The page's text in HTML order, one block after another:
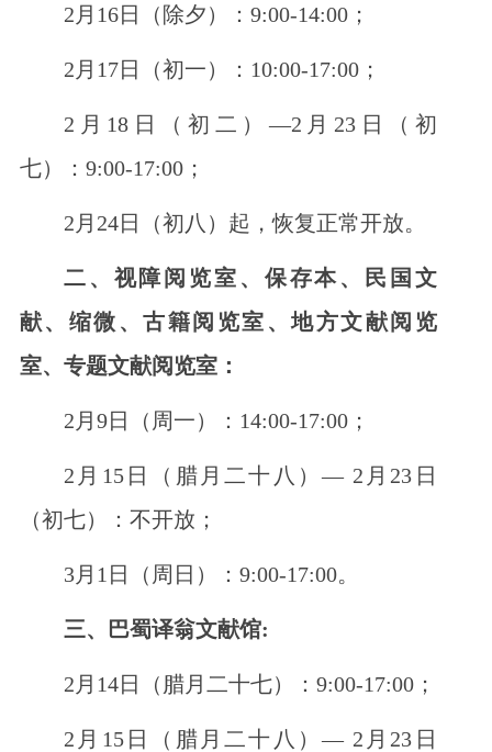
2月16日（除夕）：9:00-14:00；
2月17日（初一）：10:00-17:00；
2月18日（初二）—2月23日（初
七）：9:00-17:00；
2月24日（初八）起，恢复正常开放。
二、视障阅览室、保存本、民国文
献、缩微、古籍阅览室、地方文献阅览
室、专题文献阅览室：
2月9日（周一）：14:00-17:00；
2月15日（腊月二十八）— 2月23日
（初七）：不开放；
3月1日（周日）：9:00-17:00。
三、巴蜀译翁文献馆:
2月14日（腊月二十七）：9:00-17:00；
2月15日（腊月二十八）— 2月23日